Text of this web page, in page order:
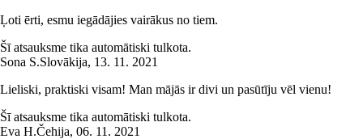
Ļoti ērti, esmu iegādājies vairākus no tiem.
Šī atsauksme tika automātiski tulkota.
Sona S.Slovākija, 13. 11. 2021
Lieliski, praktiski visam! Man mājās ir divi un pasūtīju vēl vienu!
Šī atsauksme tika automātiski tulkota.
Eva H.Čehija, 06. 11. 2021